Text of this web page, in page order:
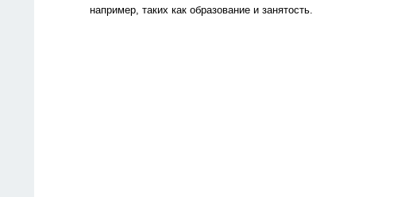
например, таких как образование и занятость.